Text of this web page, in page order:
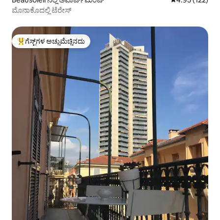
ಮೊನಾಕೊದಲ್ಲಿ ಟೆರೇಸ್
ಗೆಸ್ಟ್‌ಗಳಿಗೆ ಅತಿ ಹೆಚ್ಚು ಅಚ್ಚುಮೆಚ್ಚಿನದು
ಗೆಸ್ಟ್‌ಗಳ ಅಚ್ಚುಮೆಚ್ಚಿನದು